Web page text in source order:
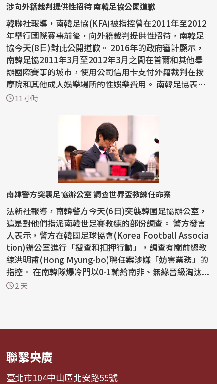
涉向外籍裁判提供性招待 南韓足協公開道歉
韓聯社報導，南韓足協(KFA)被指控曾在2011年至2012
年舉行國際賽事前後，向外籍裁判提供性招待，南韓足
協今天(8日)對此公開道歉。 2016年的政府審計顯示，
南韓足協2011年3月至2012年3月之間在首爾和其他舉
辦國際賽事的城市，使用公司信用卡支付外籍裁判在按
摩院和其他成人娛樂場所的性娛樂費用。 南韓足協表
示：「對...
11 小時
南韓警方突襲足協辦公室 調查世界盃教練任命案
法新社報導，南韓警方今天(6日)突襲韓國足協辦公室，
這是對他們指派南韓世足賽教練的部份調查。 警方發言
人表示，警方在韓國足球協會(Korea Football Associa
tion)辦公室進行「搜查和扣押行動」，調查有關前總教
練洪明甫(Hong Myung-bo)聘任案涉嫌「妨害業務」的
指控。 在南韓隊爆冷門以0-1輸給南非、無緣晉級淘汰...
2 天
聯繫央廣
臺北市104中山區北安路55號